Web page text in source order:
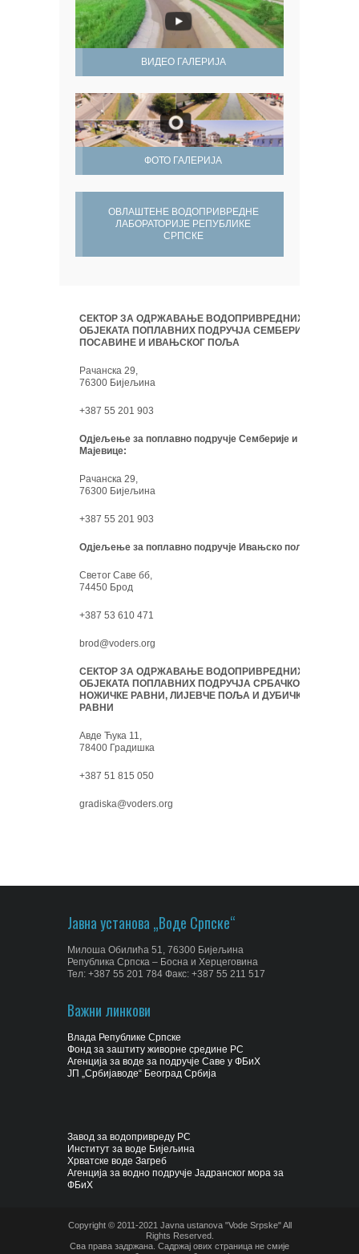
ВИДЕО ГАЛЕРИЈА
ФОТО ГАЛЕРИЈА
ОВЛАШТЕНЕ ВОДОПРИВРЕДНЕ
ЛАБОРАТОРИЈЕ РЕПУБЛИКЕ
СРПСКЕ
СЕКТОР ЗА ОДРЖАВАЊЕ ВОДОПРИВРЕДНИХ
ОБЈЕКАТА ПОПЛАВНИХ ПОДРУЧЈА СЕМБЕРИЈЕ,
ПОСАВИНЕ И ИВАЊСКОГ ПОЉА
Рачанска 29,
76300 Бијељина
+387 55 201 903
Одјељење за поплавно подручје Семберије и
Мајевице:
Рачанска 29,
76300 Бијељина
+387 55 201 903
Одјељење за поплавно подручје Ивањско поље:
Светог Саве бб,
74450 Брод
+387 53 610 471
brod@voders.org
СЕКТОР ЗА ОДРЖАВАЊЕ ВОДОПРИВРЕДНИХ
ОБЈЕКАТА ПОПЛАВНИХ ПОДРУЧЈА СРБАЧКО-
НОЖИЧКЕ РАВНИ, ЛИЈЕВЧЕ ПОЉА И ДУБИЧКЕ
РАВНИ
Авде Ћука 11,
78400 Градишка
+387 51 815 050
gradiska@voders.org
Јавна установа „Воде Српске“
Милоша Обилића 51, 76300 Бијељина
Република Српска – Босна и Херцеговина
Тел: +387 55 201 784 Факс: +387 55 211 517
Важни линкови
Влада Републике Српске
Фонд за заштиту живорне средине РС
Агенција за воде за подручје Саве у ФБиХ
ЈП „Србијаводе“ Београд Србија
Завод за водопривреду РС
Институт за воде Бијељина
Хрватске воде Загреб
Агенција за водно подручје Јадранског мора за
ФБиХ
Copyright © 2011-2021 Javna ustanova "Vode Srpske" All
Rights Reserved.
Сва права задржана. Садржај ових страница не смије